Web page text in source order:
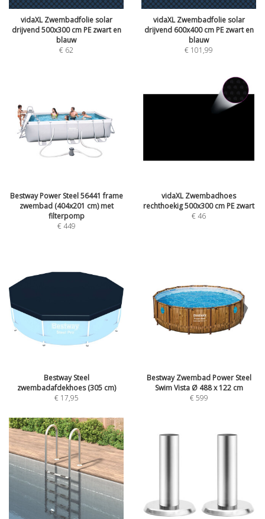
vidaXL Zwembadfolie solar
drijvend 500x300 cm PE zwart en
blauw
€ 62
vidaXL Zwembadfolie solar
drijvend 600x400 cm PE zwart en
blauw
€ 101,99
Bestway Power Steel 56441 frame
zwembad (404x201 cm) met
filterpomp
€449
vidaXL Zwembadhoes
rechthoekig 500x300 cm PE zwart
€46
Bestway Steel
zwembadafdekhoes (305 cm)
€ 17,95
Bestway Zwembad Power Steel
Swim Vista Ø 488 x 122 cm
€599